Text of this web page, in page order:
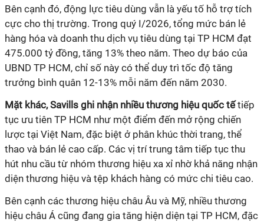
Bên cạnh đó, động lực tiêu dùng vẫn là yếu tố hỗ trợ tích
cực cho thị trường. Trong quý I/2026, tổng mức bán lẻ
hàng hóa và doanh thu dịch vụ tiêu dùng tại TP HCM đạt
475.000 tỷ đồng, tăng 13% theo năm. Theo dự báo của
UBND TP HCM, chỉ số này có thể duy trì tốc độ tăng
trưởng bình quân 12-13% mỗi năm đến năm 2030.
Mặt khác, Savills ghi nhận nhiều thương hiệu quốc tếtiếp
tục ưu tiên TP HCM như một điểm đến mở rộng chiến
lược tại Việt Nam, đặc biệt ở phân khúc thời trang, thể
thao và bán lẻ cao cấp. Các vị trí trung tâm tiếp tục thu
hút nhu cầu từ nhóm thương hiệu xa xỉ nhờ khả năng nhận
diện thương hiệu và tệp khách hàng có mức chi tiêu cao.
Bên cạnh các thương hiệu châu Âu và Mỹ, nhiều thương
hiệu châu Á cũng đang gia tăng hiện diện tại TP HCM, đặc